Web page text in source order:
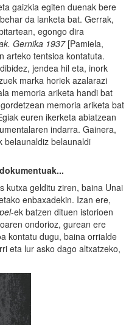
gaizkia egiten duenak bere
da lanketa bat. Gerrak,
egongo dira
Gernika 1937[Pamiela,
arteko tentsioa kontatuta.
jendea hil eta, inork
marka horiek azalarazi
memoria ariketa handi bat
memoria ariketa bat
euren ikerketa abiatzean
indarra. Gainera,
belaunaldiz belaunaldi
kutxa gelditu ziren, baina Unai
enbaxadekin. Izan ere,
-ek batzen dituen istorioen
ondorioz, gurean ere
kontatu dugu, baina orrialde
eta lur asko dago altxatzeko,